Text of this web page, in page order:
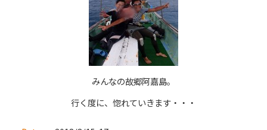
みんなの故郷阿嘉島。
行く度に、惚れていきます・・・